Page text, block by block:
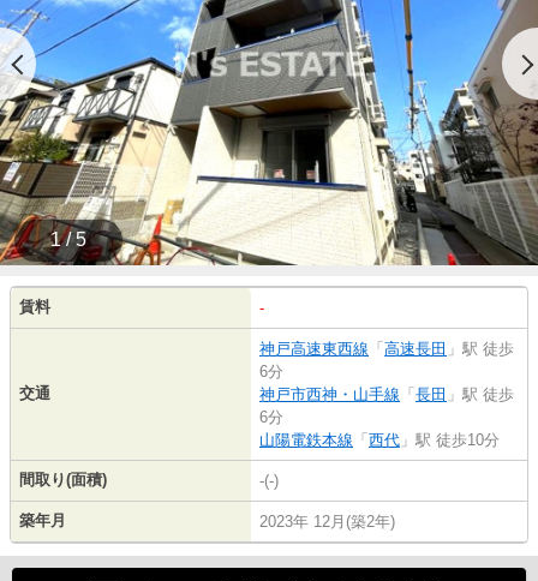
1 / 5
賃料 -
交通
神戸高速東西線 「 高速長田 」駅 徒歩
6分
神戸市西神・山手線 「 長田 」駅 徒歩
6分
山陽電鉄本線 「 西代 」駅 徒歩10分
間取り(面積) -(-)
築年月 2023年 12月(築2年)